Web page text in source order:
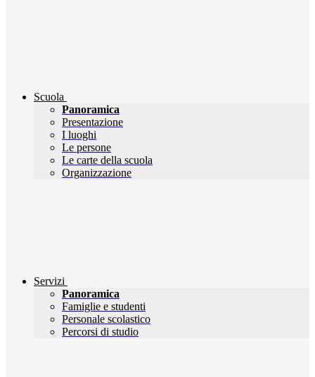
Scuola
Panoramica
Presentazione
I luoghi
Le persone
Le carte della scuola
Organizzazione
Servizi
Panoramica
Famiglie e studenti
Personale scolastico
Percorsi di studio